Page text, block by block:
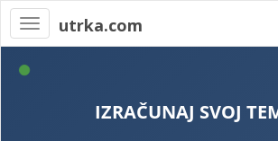
Toggle
navigation
utrka.com